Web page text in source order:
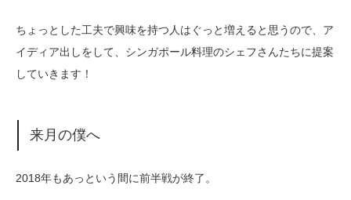
ちょっとした工夫で興味を持つ人はぐっと増えると思うので、ア
イディア出しをして、シンガポール料理のシェフさんたちに提案
していきます！
来月の僕へ
2018年もあっという間に前半戦が終了。